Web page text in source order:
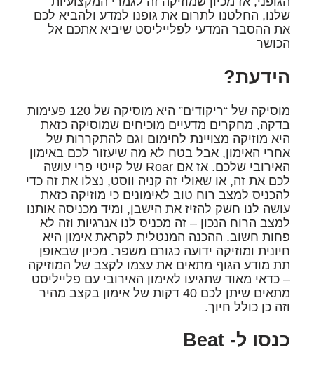
שלנו, החלטנו לתרום את גופנו למדע ולהביא לכם
את ההסבר המדעי לפלייליסט שיביא אתכם אל
הכושר
הידעת?
מוסיקה של “ריקודים” היא מוסיקה של 120 פעימות
בדקה, מחקרים מדעיים מוכיחים שמוסיקה כזאת
היא מוזיקה מצויינת לחימום וגם להתקררות של
אחרי האימון, אבל בטח לא מה שיעזור לכם באימון
האירובי שלכם. אז אם Roar של קייטי פרי עושה
לכם את זה, או שאולי זה קניה ווסט, נצלו את זה כדי
להכניס למצב רוח טוב לאימונים כי מוזיקה כזאת
עושה לנו חשק להזיז את הישבן, ומיד מכניסה אותנו
למצב הרוח הנכון – זה מכניס לנו אנרגיות וזה לא
פחות חשוב. ההכנה המנטלית לקראת אימון היא
חיונית ומוזיקה ידועה כגורם משפר. מכיון שבאופן
תת מודע הגוף מתאים את עצמו לקצב של המוזיקה
– כדאי מאוד שתגיעו לאימון האירובי עם פלייליסט
מתאים שיתן לכם 40 דקות של אימון בקצב מהיר
וזה כן כולל חיוך.
כנסו ל- Beat